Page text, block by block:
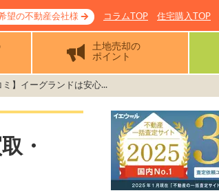
望の不動産会社様 コラムTOP 住宅購入TOP
土地売却の
ポイント
ミ】イーグランドは安心...
・